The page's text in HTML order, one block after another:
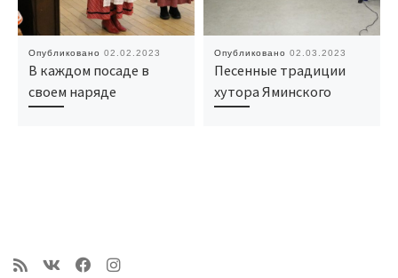
Опубликовано 02.02.2023
В каждом посаде в
своем наряде
Опубликовано 02.03.2023
Песенные традиции
хутора Яминского